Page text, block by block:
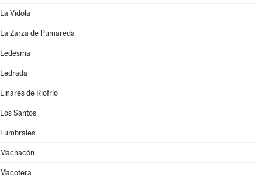
La Vídola
La Zarza de Pumareda
Ledesma
Ledrada
Linares de Riofrío
Los Santos
Lumbrales
Machacón
Macotera